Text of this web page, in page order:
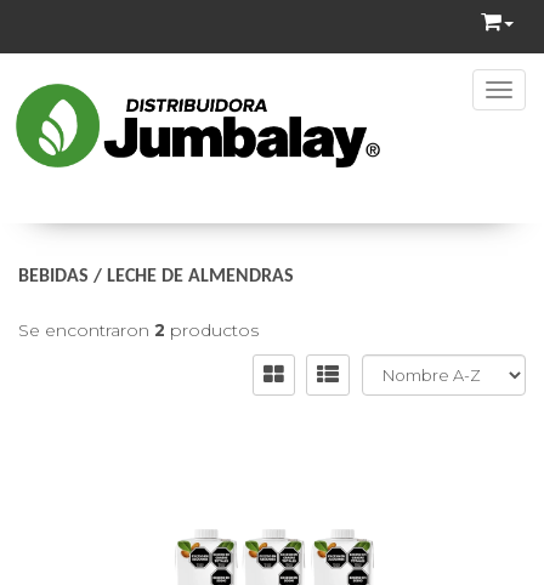
BEBIDAS / LECHE DE ALMENDRAS
Se encontraron 2 productos